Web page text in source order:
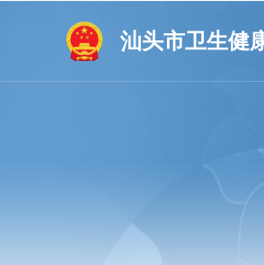
汕头市卫生健